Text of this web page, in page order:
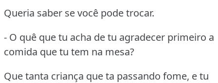
Queria saber se você pode trocar.
- O quê que tu acha de tu agradecer primeiro a
comida que tu tem na mesa?
Que tanta criança que ta passando fome, e tu